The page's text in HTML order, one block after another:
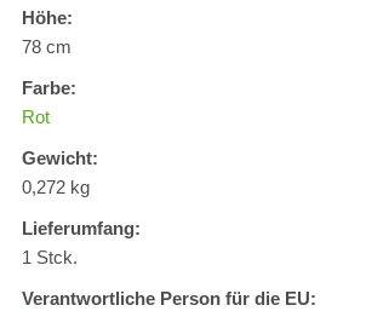
Höhe:
78 cm
Farbe:
Rot
Gewicht:
0,272 kg
Lieferumfang:
1 Stck.
Verantwortliche Person für die EU: